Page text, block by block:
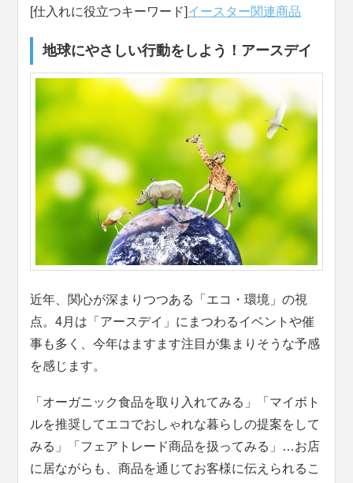
[仕入れに役立つキーワード]イースター関連商品
地球にやさしい行動をしよう！アースデイ
近年、関心が深まりつつある「エコ・環境」の視
点。4月は「アースデイ」にまつわるイベントや催
事も多く、今年はますます注目が集まりそうな予感
を感じます。
「オーガニック食品を取り入れてみる」「マイボト
ルを推奨してエコでおしゃれな暮らしの提案をして
みる」「フェアトレード商品を扱ってみる」…お店
に居ながらも、商品を通じてお客様に伝えられるこ